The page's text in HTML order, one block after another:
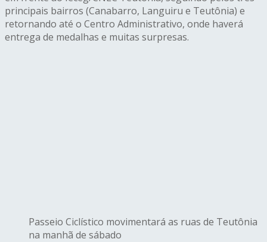
principais bairros (Canabarro, Languiru e Teutônia) e
retornando até o Centro Administrativo, onde haverá
entrega de medalhas e muitas surpresas.
Passeio Ciclístico movimentará as ruas de Teutônia
na manhã de sábado